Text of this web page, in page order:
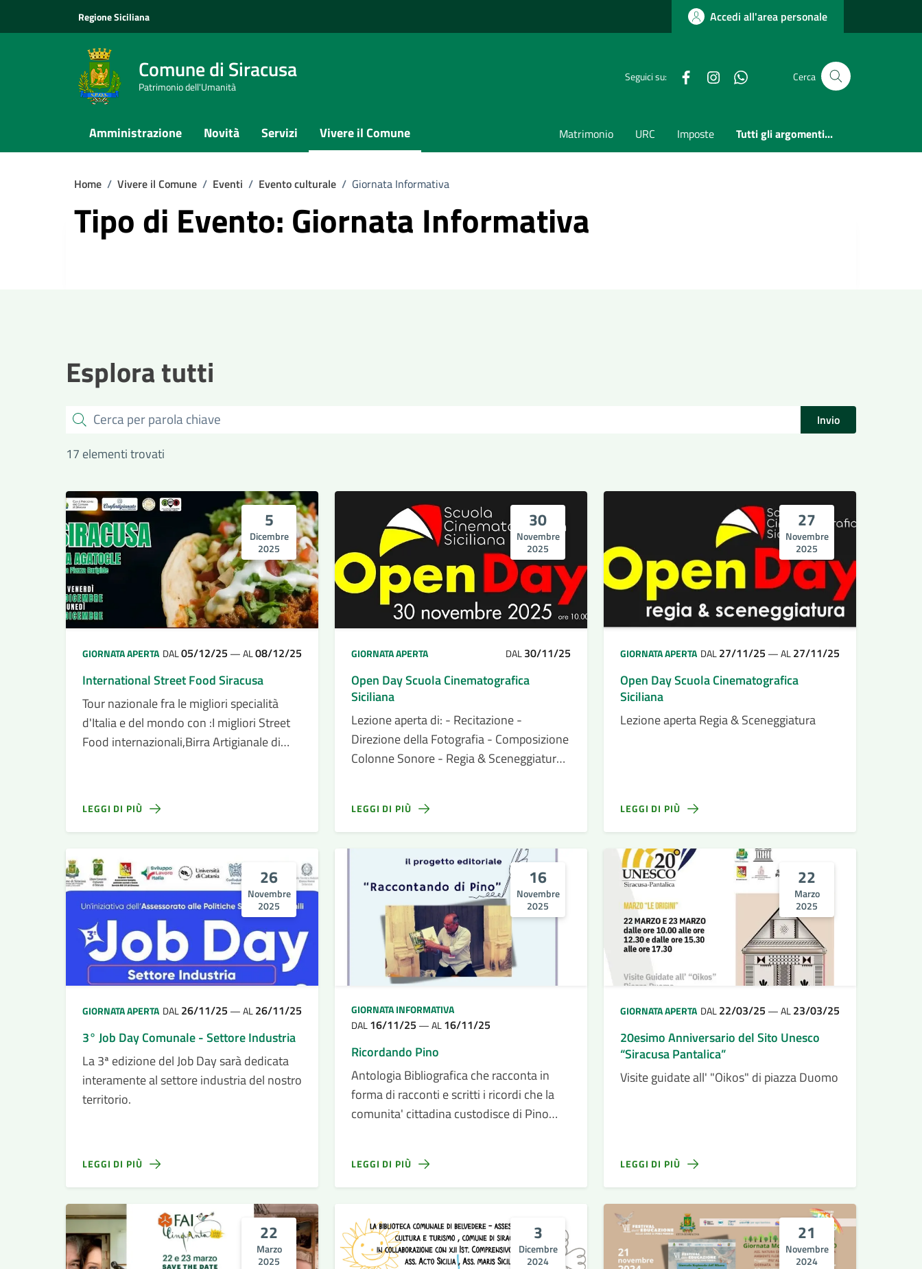
Regione Siciliana Accedi all'area personale
Comune di Siracusa
Patrimonio dell'Umanità
Seguici su: FacebookInstagramwhatsappCerca
Amministrazione Novità Servizi Vivere il Comune Matrimonio URC Imposte Tutti gli argomenti...
Home / Vivere il Comune / Eventi / Evento culturale / Giornata Informativa
Tipo di Evento: Giornata Informativa
Esplora tutti
Cerca Invio
17 elementi trovati
5
Dicembre
2025
GIORNATA APERTA DAL05/12/25 —AL08/12/25
International Street Food Siracusa
Tour nazionale fra le migliori specialità
d'Italia e del mondo con :I migliori Street
Food internazionali,Birra Artigianale di
internazionale, Cibo e birra senza glutine
LEGGI DI PIÙ
30
Novembre
2025
GIORNATA APERTA DAL30/11/25
Open Day Scuola Cinematografica
Siciliana
Lezione aperta di: - Recitazione -
Direzione della Fotografia - Composizione
Colonne Sonore - Regia & Sceneggiatura -
LEGGI DI PIÙ
27
Novembre
2025
GIORNATA APERTA DAL27/11/25 —AL27/11/25
Open Day Scuola Cinematografica
Siciliana
Lezione aperta Regia & Sceneggiatura
LEGGI DI PIÙ
26
Novembre
2025
GIORNATA APERTA DAL26/11/25 —AL26/11/25
3° Job Day Comunale - Settore Industria
La 3ª edizione del Job Day sarà dedicata
interamente al settore industria del nostro
territorio.
LEGGI DI PIÙ
16
Novembre
2025
GIORNATA INFORMATIVA
DAL16/11/25 —AL16/11/25
Ricordando Pino
Antologia Bibliografica che racconta in
forma di racconti e scritti i ricordi che la
comunita' cittadina custodisce di Pino
LEGGI DI PIÙ
22
Marzo
2025
GIORNATA APERTA DAL22/03/25 —AL23/03/25
20esimo Anniversario del Sito Unesco
“Siracusa Pantalica”
Visite guidate all' "Oikos" di piazza Duomo
LEGGI DI PIÙ
22
Marzo
2025
3
Dicembre
2024
21
Novembre
2024